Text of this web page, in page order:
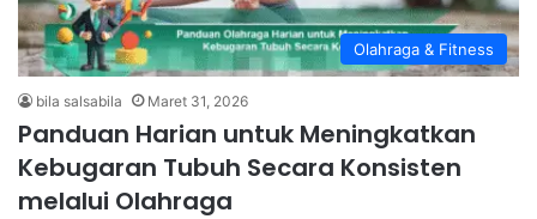
Olahraga & Fitness
bila salsabila Maret 31, 2026
Panduan Harian untuk Meningkatkan
Kebugaran Tubuh Secara Konsisten
melalui Olahraga